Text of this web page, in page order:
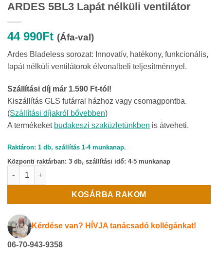
ARDES 5BL3 Lapát nélküli ventilátor
44 990Ft (Áfa-val)
Ardes Bladeless sorozat: Innovatív, hatékony, funkcionális,
lapát nélküli ventilátorok élvonalbeli teljesítménnyel.
Szállítási díj már 1.590 Ft-tól!
Kiszállítás GLS futárral házhoz vagy csomagpontba.
(Szállítási díjakról bővebben)
A termékeket budakeszi szaküzletünkben is átveheti.
Raktáron: 1 db, szállítás 1-4 munkanap.
Központi raktárban: 3 db, szállítási idő: 4-5 munkanap
ARDES 5BL3 Lapát nélküli ventilátor mennyiség
KOSÁRBA RAKOM
Kérdése van? HÍVJA tanácsadó kollégánkat!
06-70-943-9358